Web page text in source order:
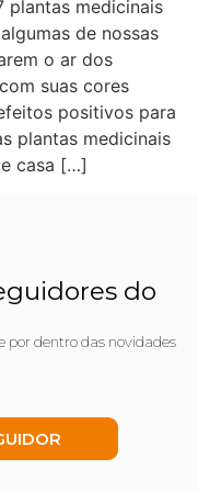
plantas medicinais
de nossas
o ar dos
suas cores
positivos para
plantas medicinais
casa […]
do
por dentro das novidades